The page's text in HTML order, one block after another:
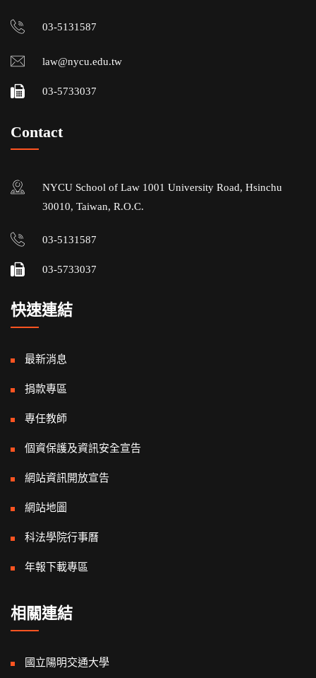
03-5131587
law@nycu.edu.tw
03-5733037
Contact
NYCU School of Law 1001 University Road, Hsinchu
30010, Taiwan, R.O.C.
03-5131587
03-5733037
快速連結
最新消息
捐款專區
專任教師
個資保護及資訊安全宣告
網站資訊開放宣告
網站地圖
科法學院行事曆
年報下載專區
相關連結
國立陽明交通大學